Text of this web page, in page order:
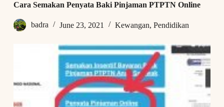
Cara Semakan Penyata Baki Pinjaman PTPTN Online
badra June 23, 2021 Kewangan, Pendidikan